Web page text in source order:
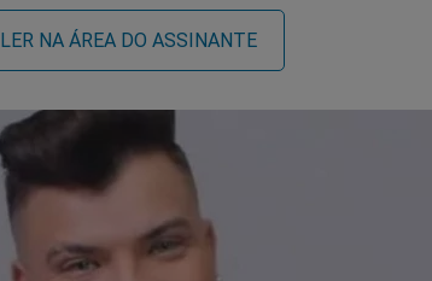
LER NA ÁREA DO ASSINANTE